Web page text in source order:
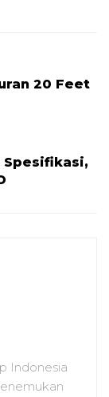
20 Feet
Spesifikasi,
Indonesia